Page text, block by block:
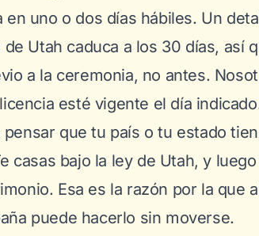
en uno o dos días hábiles. Un
Utah caduca a los 30 días, así
a la ceremonia, no antes.
esté vigente el día
que tu país o tu estado
casas bajo la ley de Utah, y
Esa es la razón por la que
puede hacerlo sin moverse.